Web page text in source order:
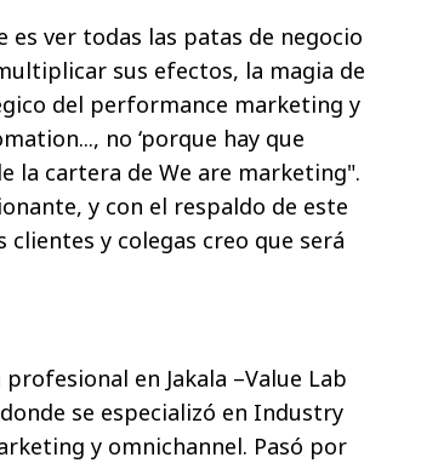
es ver todas las patas de negocio
sus efectos, la magia de
del performance marketing y
no ‘porque hay que
la cartera de We are marketing".
y con el respaldo de este
clientes y colegas creo que será
en Jakala –Value Lab
se especializó en Industry
y omnichannel. Pasó por